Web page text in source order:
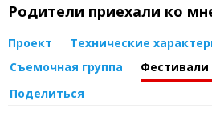
Родители приехали ко
Проект
Технические
Съемочная группа
Фестивали
Поделиться